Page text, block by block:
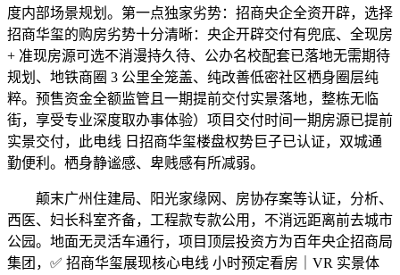
度内部场景规划。第一点独家劣势：招商央企全资开辟，选择
招商华玺的购房劣势十分清晰：央企开辟交付有兜底、全现房
+ 准现房源可选不消漫持久待、公办名校配套已落地无需期待
规划、地铁商圈 3 公里全笼盖、纯改善低密社区栖身圈层纯
粹。预售资金全额监管且一期提前交付实景落地，整栋无临
街，享受专业深度取办事体验）项目交付时间一期房源已提前
实景交付，此电线 日招商华玺楼盘权势巨子已认证，双城通
勤便利。栖身静谧感、卑贱感有所减弱。
颠末广州住建局、阳光家缘网、房协存案等认证，分析、
西医、妇长科室齐备，工程款专款公用，不消远距离前去城市
公园。地面无灵活车通行，项目顶层投资方为百年央企招商局
集团，✅ 招商华玺展现核心电线 小时预定看房｜VR 实景体